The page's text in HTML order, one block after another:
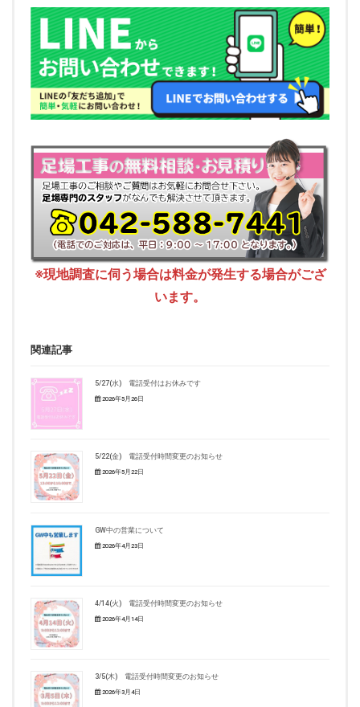
※現地調査に伺う場合は料金が発生する場合がござ
います。
関連記事
5/27(水) 電話受付はお休みです
2026年5月26日
5/22(金) 電話受付時間変更のお知らせ
2026年5月22日
GW中の営業について
2026年4月23日
4/14(火) 電話受付時間変更のお知らせ
2026年4月14日
3/5(木) 電話受付時間変更のお知らせ
2026年3月4日